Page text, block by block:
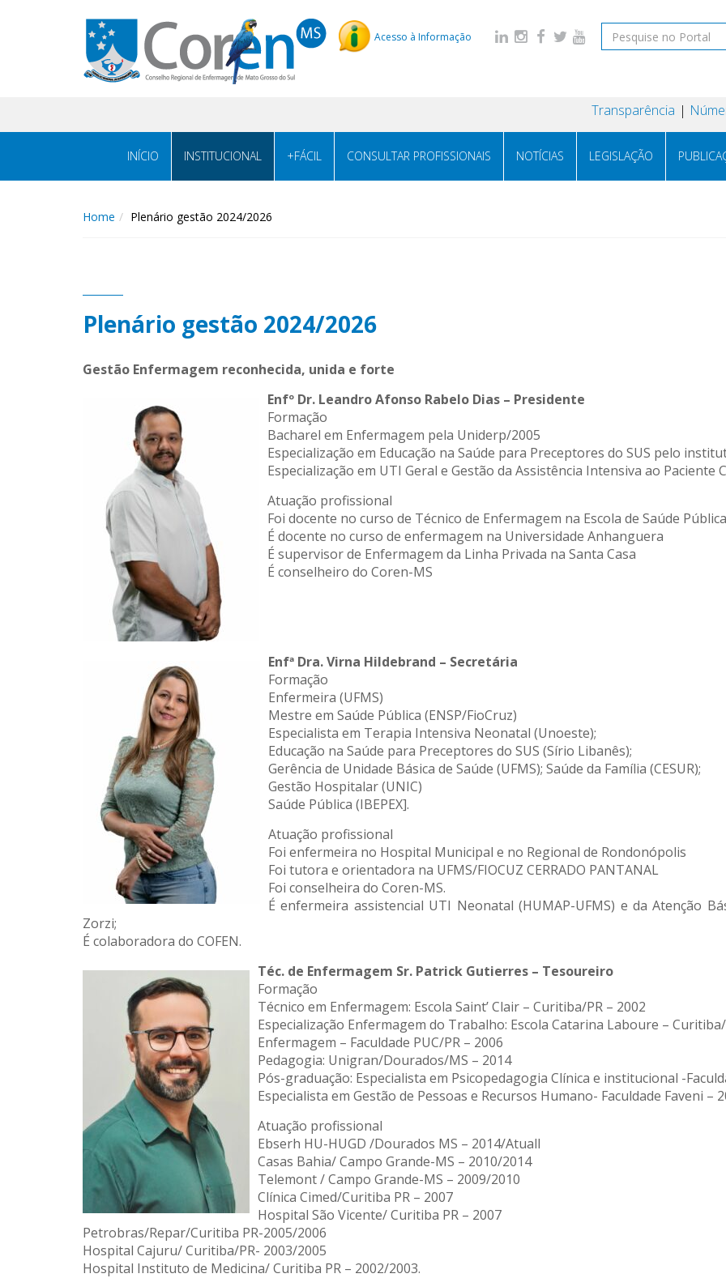
Acesso à Informação
Transparência
INÍCIO INSTITUCIONAL +FÁCIL CONSULTAR PROFISSIONAIS NOTÍCIAS LEGISLAÇÃO
Home Plenário gestão 2024/2026
Plenário gestão 2024/2026
Gestão Enfermagem reconhecida, unida e forte
Enfº Dr. Leandro Afonso Rabelo Dias – Presidente
Formação
Bacharel em Enfermagem pela Uniderp/2005
Especialização em Educação na Saúde para Preceptores do SUS pelo
Especialização em UTI Geral e Gestão da Assistência Intensiva ao Paciente
Atuação profissional
Foi docente no curso de Técnico de Enfermagem na Escola de Saúde
É docente no curso de enfermagem na Universidade Anhanguera
É supervisor de Enfermagem da Linha Privada na Santa Casa
É conselheiro do Coren-MS
Enfª Dra. Virna Hildebrand – Secretária
Formação
Enfermeira (UFMS)
Mestre em Saúde Pública (ENSP/FioCruz)
Especialista em Terapia Intensiva Neonatal (Unoeste);
Educação na Saúde para Preceptores do SUS (Sírio Libanês);
Gerência de Unidade Básica de Saúde (UFMS); Saúde da Família (CESUR);
Gestão Hospitalar (UNIC)
Saúde Pública (IBEPEX].
Atuação profissional
Foi enfermeira no Hospital Municipal e no Regional de Rondonópolis
Foi tutora e orientadora na UFMS/FIOCUZ CERRADO PANTANAL
Foi conselheira do Coren-MS.
É enfermeira assistencial UTI Neonatal (HUMAP-UFMS) e da Atenção
Zorzi;
É colaboradora do COFEN.
Téc. de Enfermagem Sr. Patrick Gutierres – Tesoureiro
Formação
Técnico em Enfermagem: Escola Saint’ Clair – Curitiba/PR – 2002
Especialização Enfermagem do Trabalho: Escola Catarina Laboure – Curitiba/
Enfermagem – Faculdade PUC/PR – 2006
Pedagogia: Unigran/Dourados/MS – 2014
Pós-graduação: Especialista em Psicopedagogia Clínica e institucional -
Especialista em Gestão de Pessoas e Recursos Humano- Faculdade Faveni –
Atuação profissional
Ebserh HU-HUGD /Dourados MS – 2014/Atuall
Casas Bahia/ Campo Grande-MS – 2010/2014
Telemont / Campo Grande-MS – 2009/2010
Clínica Cimed/Curitiba PR – 2007
Hospital São Vicente/ Curitiba PR – 2007
Petrobras/Repar/Curitiba PR-2005/2006
Hospital Cajuru/ Curitiba/PR- 2003/2005
Hospital Instituto de Medicina/ Curitiba PR – 2002/2003.